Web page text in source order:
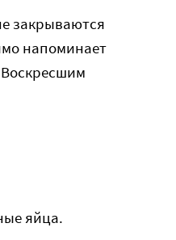
закрываются
напоминает
яйца.